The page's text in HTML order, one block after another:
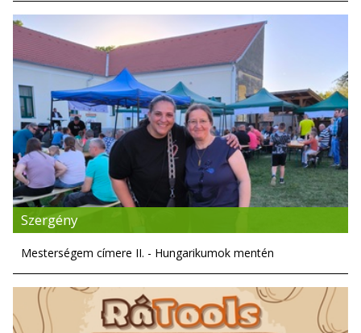
Szergény
Mesterségem címere II. - Hungarikumok mentén